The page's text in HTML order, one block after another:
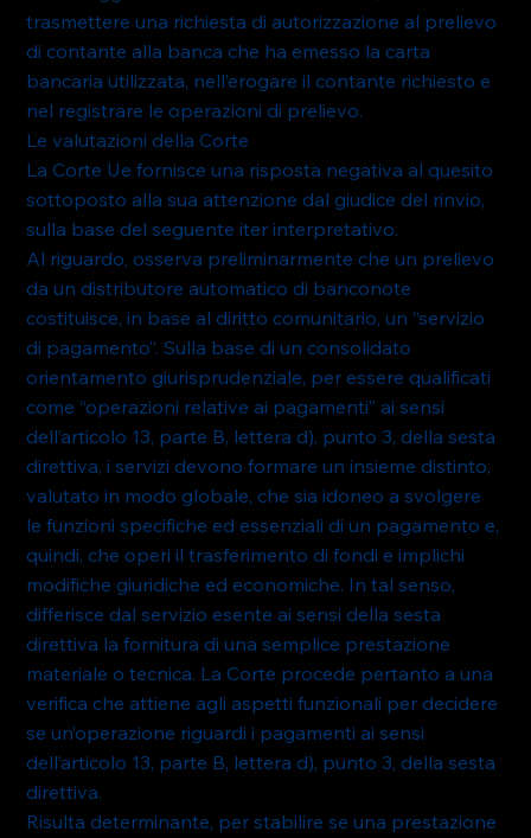
trasmettere una richiesta di autorizzazione al prelievo
di contante alla banca che ha emesso la carta
bancaria utilizzata, nell’erogare il contante richiesto e
nel registrare le operazioni di prelievo.
Le valutazioni della Corte
La Corte Ue fornisce una risposta negativa al quesito
sottoposto alla sua attenzione dal giudice del rinvio,
sulla base del seguente iter interpretativo.
Al riguardo, osserva preliminarmente che un prelievo
da un distributore automatico di banconote
costituisce, in base al diritto comunitario, un “servizio
di pagamento”. Sulla base di un consolidato
orientamento giurisprudenziale, per essere qualificati
come “operazioni relative ai pagamenti” ai sensi
dell’articolo 13, parte B, lettera d), punto 3, della sesta
direttiva, i servizi devono formare un insieme distinto,
valutato in modo globale, che sia idoneo a svolgere
le funzioni specifiche ed essenziali di un pagamento e,
quindi, che operi il trasferimento di fondi e implichi
modifiche giuridiche ed economiche. In tal senso,
differisce dal servizio esente ai sensi della sesta
direttiva la fornitura di una semplice prestazione
materiale o tecnica. La Corte procede pertanto a una
verifica che attiene agli aspetti funzionali per decidere
se un’operazione riguardi i pagamenti ai sensi
dell’articolo 13, parte B, lettera d), punto 3, della sesta
direttiva.
Risulta determinante, per stabilire se una prestazione